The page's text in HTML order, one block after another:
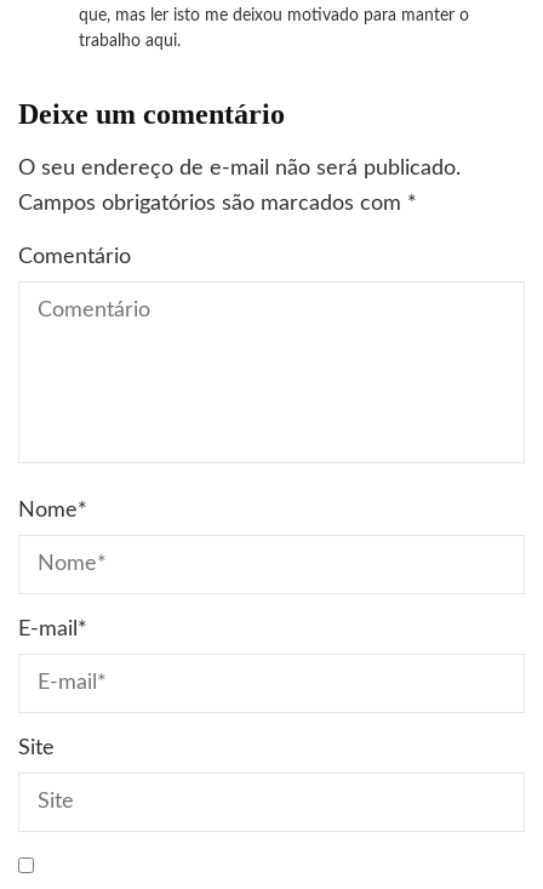
que, mas ler isto me deixou motivado para manter o
trabalho aqui.
Deixe um comentário
O seu endereço de e-mail não será publicado.
Campos obrigatórios são marcados com *
Comentário
Nome*
E-mail *
Site